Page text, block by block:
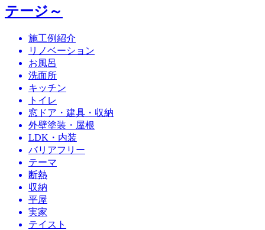
テージ～
施工例紹介
リノベーション
お風呂
洗面所
キッチン
トイレ
窓ドア・建具・収納
外壁塗装・屋根
LDK・内装
バリアフリー
テーマ
断熱
収納
平屋
実家
テイスト